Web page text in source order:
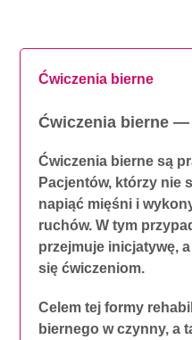
Ćwiczenia bierne
Ćwiczenia bierne
Ćwiczenia bierne są
Pacjentów, którzy nie
napiąć mięśni i
ruchów. W tym
przejmuje inicjatywę,
się ćwiczeniom.
Celem tej formy
biernego w czynny, a